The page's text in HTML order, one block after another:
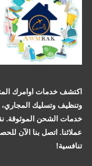
اكتشف خدمات اوامرك
وتنظيف وتسليك المجاري،
خدمات الشحن الموثوقة.
عملائنا. اتصل بنا الآن
تنافسية!